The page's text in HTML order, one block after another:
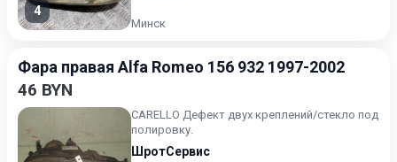
4
Минск
Фара правая Alfa Romeo 156 932 1997-2002
46 BYN
CARELLO Дефект двух креплений/стекло под
полировку.
ШротСервис